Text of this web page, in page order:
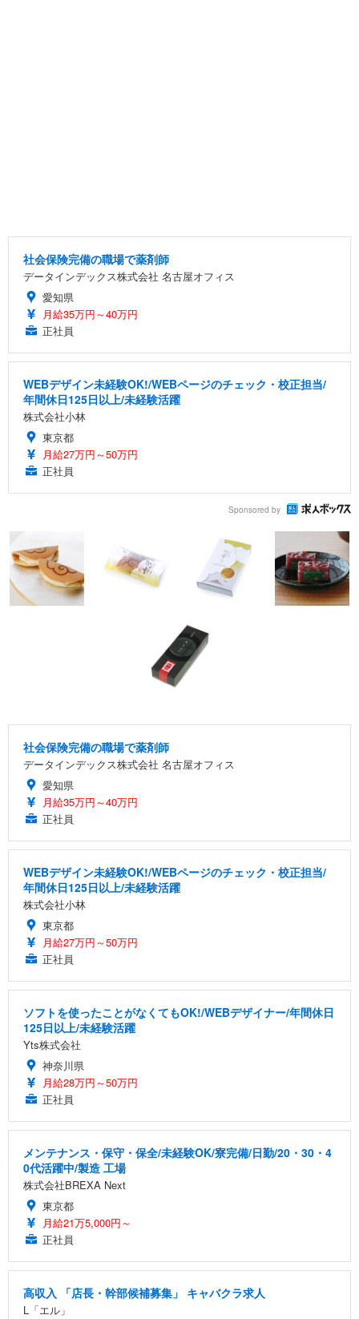
社会保険完備の職場で薬剤師
データインデックス株式会社 名古屋オフィス
愛知県
月給35万円～40万円
正社員
WEBデザイン未経験OK!/WEBページのチェック・校正担当/
年間休日125日以上/未経験活躍
株式会社小林
東京都
月給27万円～50万円
正社員
Sponsored by
社会保険完備の職場で薬剤師
データインデックス株式会社 名古屋オフィス
愛知県
月給35万円～40万円
正社員
WEBデザイン未経験OK!/WEBページのチェック・校正担当/
年間休日125日以上/未経験活躍
株式会社小林
東京都
月給27万円～50万円
正社員
ソフトを使ったことがなくてもOK!/WEBデザイナー/年間休日
125日以上/未経験活躍
Yts株式会社
神奈川県
月給28万円～50万円
正社員
メンテナンス・保守・保全/未経験OK/寮完備/日勤/20・30・4
0代活躍中/製造 工場
株式会社BREXA Next
東京都
月給21万5,000円～
正社員
高収入 「店長・幹部候補募集」 キャバクラ求人
L「エル」